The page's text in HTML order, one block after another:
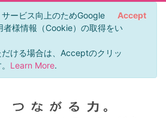
ービス向上のためGoogle
様情報（Cookie）の取得をい
ける場合は、Acceptのクリッ
Learn More.
Accept